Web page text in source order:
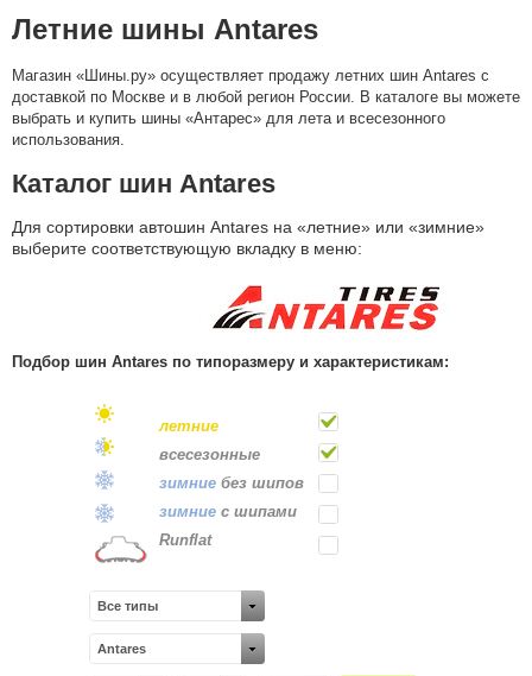
Летние шины Antares
Магазин «Шины.ру» осуществляет продажу летних шин Antares с
доставкой по Москве и в любой регион России. В каталоге вы можете
выбрать и купить шины «Антарес» для лета и всесезонного
использования.
Каталог шин Antares
Для сортировки автошин Antares на «летние» или «зимние»
выберите соответствующую вкладку в меню:
Подбор шин Antares по типоразмеру и характеристикам:
летние
всесезонные
зимние без шипов
зимние с шипами
Runflat
Все типы
Antares